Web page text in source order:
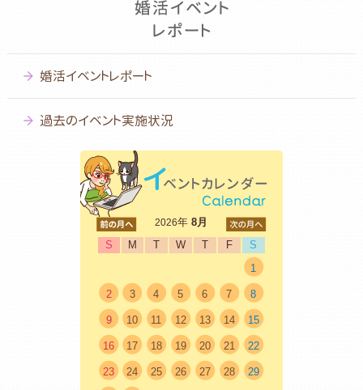
婚活イベントレポート
過去のイベント実施状況
2026年8月
S
M T W T F
S
1
2 3 4 5 6 7 8
9 10 11 12 13 14 15
16 17 18 19 20 21 22
23 24 25 26 27 28 29